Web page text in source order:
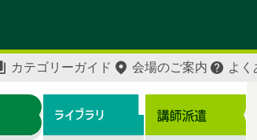
カテゴリーガイド 会場のご案内 よく